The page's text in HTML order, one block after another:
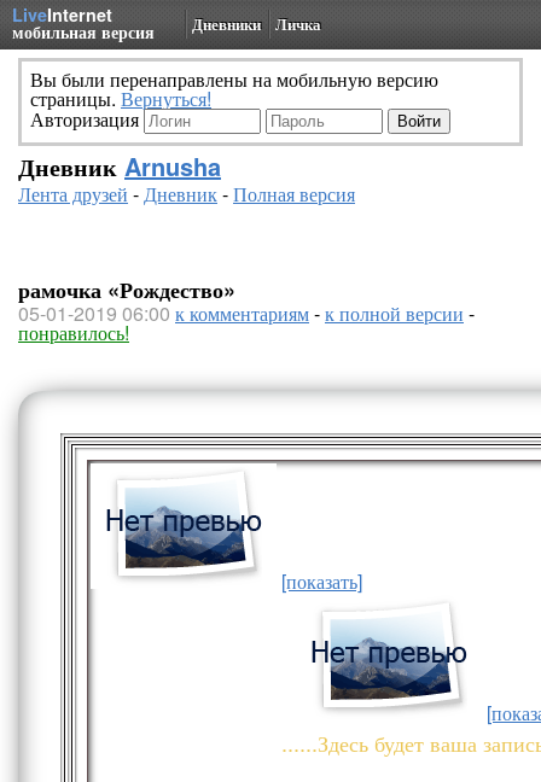
LiveInternet
мобильная версия Дневники Личка
Вы были перенаправлены на мобильную версию
страницы. Вернуться!
Авторизация
Дневник Arnusha
Лента друзей -Дневник-Полная версия
рамочка «Рождество»
05-01-2019 06:00 к комментариям-к полной версии -
понравилось!
[показать]
......Здесь будет ваша